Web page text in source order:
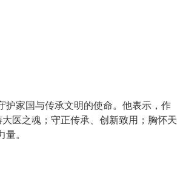
护家国与传承文明的使命。他表示，作
医之魂；守正传承、创新致用；胸怀天
。